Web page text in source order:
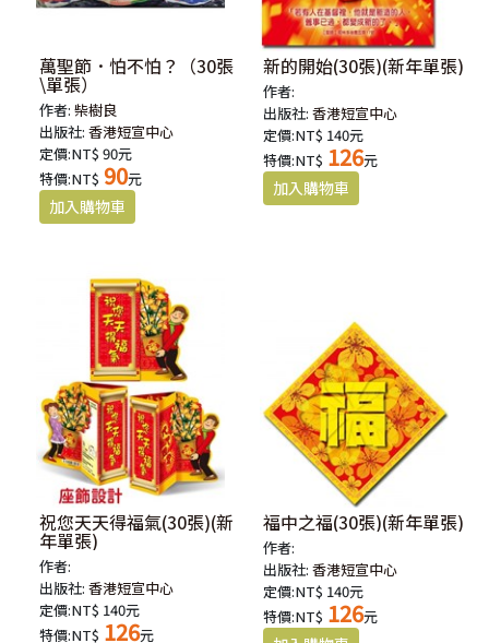
萬聖節．怕不怕？（30張
\單張）
作者:柴樹良
出版社:香港短宣中心
定價:NT$ 90元
特價:NT$ 90元
新的開始(30張)(新年單張)
作者:
出版社:香港短宣中心
定價:NT$ 140元
特價:NT$ 126元
祝您天天得福氣(30張)(新
年單張)
作者:
出版社:香港短宣中心
定價:NT$ 140元
特價:NT$ 126元
福中之福(30張)(新年單張)
作者:
出版社:香港短宣中心
定價:NT$ 140元
特價:NT$ 126元